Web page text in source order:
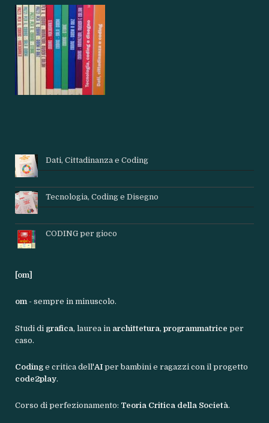
Dati, Cittadinanza e Coding
Tecnologia, Coding e Disegno
CODING per gioco
[om]
om - sempre in minuscolo.
Studi di grafica, laurea in archittetura,programmatriceper
caso.
Codinge critica dell'AIper bambini e ragazzi con il progetto
code2play.
Corso di perfezionamento: Teoria Critica della Società.